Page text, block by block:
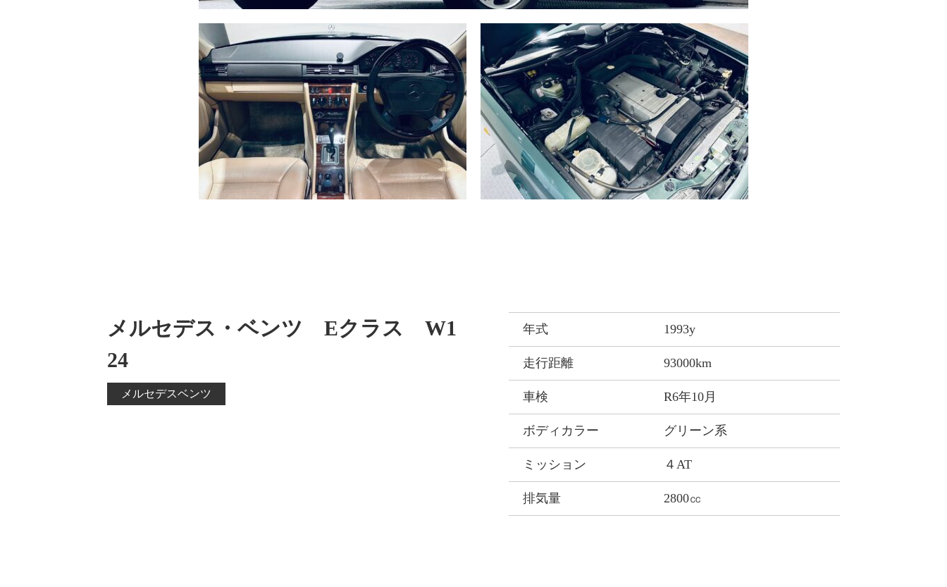
メルセデス・ベンツ Eクラス W1
24
メルセデスベンツ
年式 1993y
走行距離 93000km
車検 R6年10月
ボディカラー グリーン系
ミッション ４AT
排気量 2800㏄